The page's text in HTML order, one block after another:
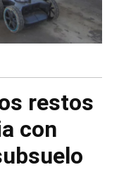
restos
con